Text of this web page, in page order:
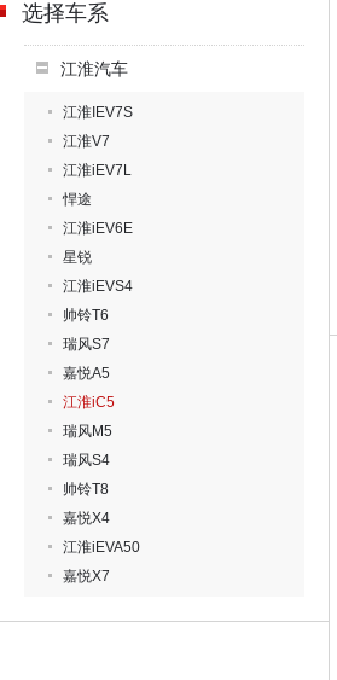
选择车系
江淮汽车
江淮IEV7S
江淮V7
江淮iEV7L
悍途
江淮iEV6E
星锐
江淮iEVS4
帅铃T6
瑞风S7
嘉悦A5
江淮iC5
瑞风M5
瑞风S4
帅铃T8
嘉悦X4
江淮iEVA50
嘉悦X7